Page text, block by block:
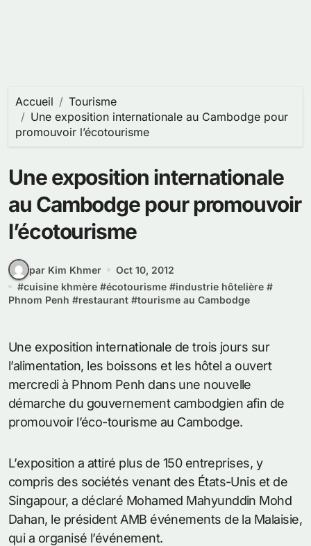
Accueil
Tourisme
Une exposition internationale au Cambodge pour
promouvoir l’écotourisme
Une exposition internationale
au Cambodge pour promouvoir
l’écotourisme
par Kim Khmer
Oct 10, 2012
#cuisine khmère #écotourisme #industrie hôtelière #
Phnom Penh #restaurant #tourisme au Cambodge
Une exposition internationale de trois jours sur
l’alimentation, les boissons et les hôtel a ouvert
mercredi à Phnom Penh dans une nouvelle
démarche du gouvernement cambodgien afin de
promouvoir l’éco-tourisme au Cambodge.
L’exposition a attiré plus de 150 entreprises, y
compris des sociétés venant des États-Unis et de
Singapour, a déclaré Mohamed Mahyunddin Mohd
Dahan, le président AMB événements de la Malaisie,
qui a organisé l’événement.